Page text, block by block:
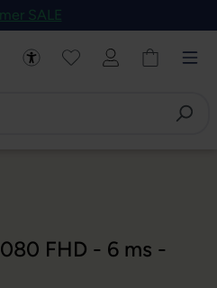
springen
SALE
FHD - 6 ms -